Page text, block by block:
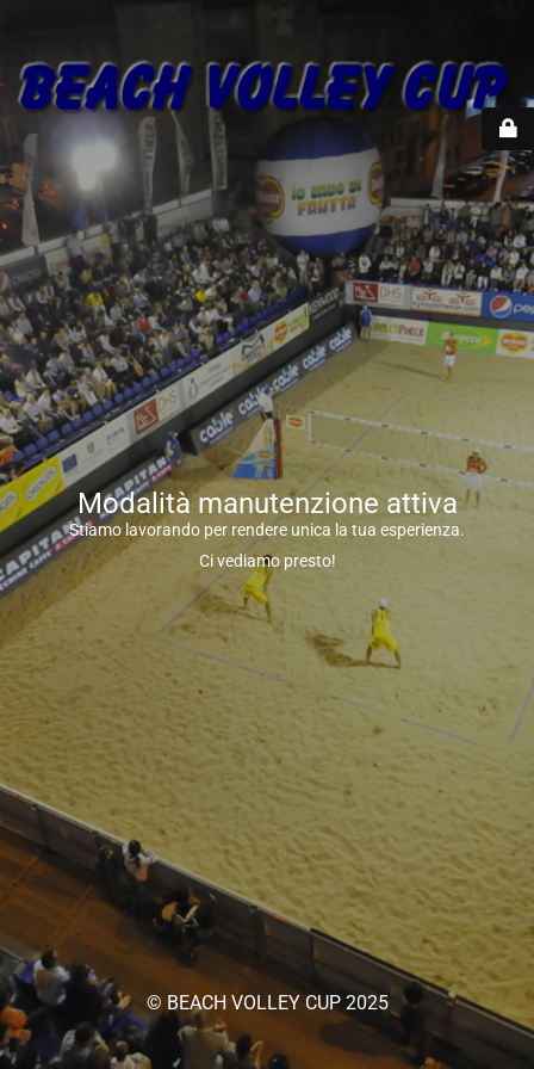
Modalità manutenzione attiva
Stiamo lavorando per rendere unica la tua esperienza.
Ci vediamo presto!
© BEACH VOLLEY CUP 2025